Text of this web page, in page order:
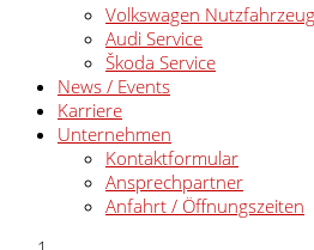
Volkswagen
Audi Service
Škoda Service
News / Events
Karriere
Unternehmen
Kontaktformular
Ansprechpartner
Anfahrt / Öffnungszeiten